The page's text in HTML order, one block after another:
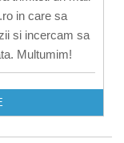
in care sa
si incercam sa
Multumim!